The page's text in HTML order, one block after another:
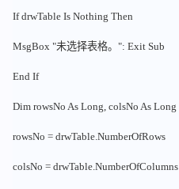
If drwTable Is Nothing Then
MsgBox "未选择表格。": Exit Sub
End If
Dim rowsNo As Long, colsNo As Long
rowsNo = drwTable.NumberOfRows
colsNo = drwTable.NumberOfColumns